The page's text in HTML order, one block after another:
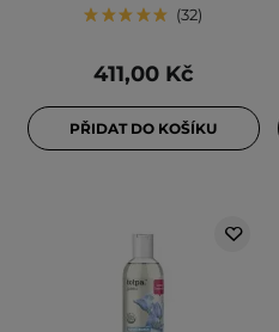
32
411,00 Kč
PŘIDAT DO KOŠÍKU